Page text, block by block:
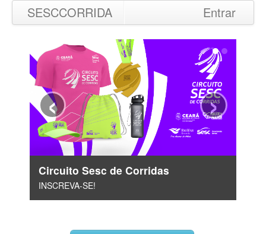
SESCCORRIDA Entrar
Circuito Sesc de Corridas
INSCREVA-SE!
‹ ›